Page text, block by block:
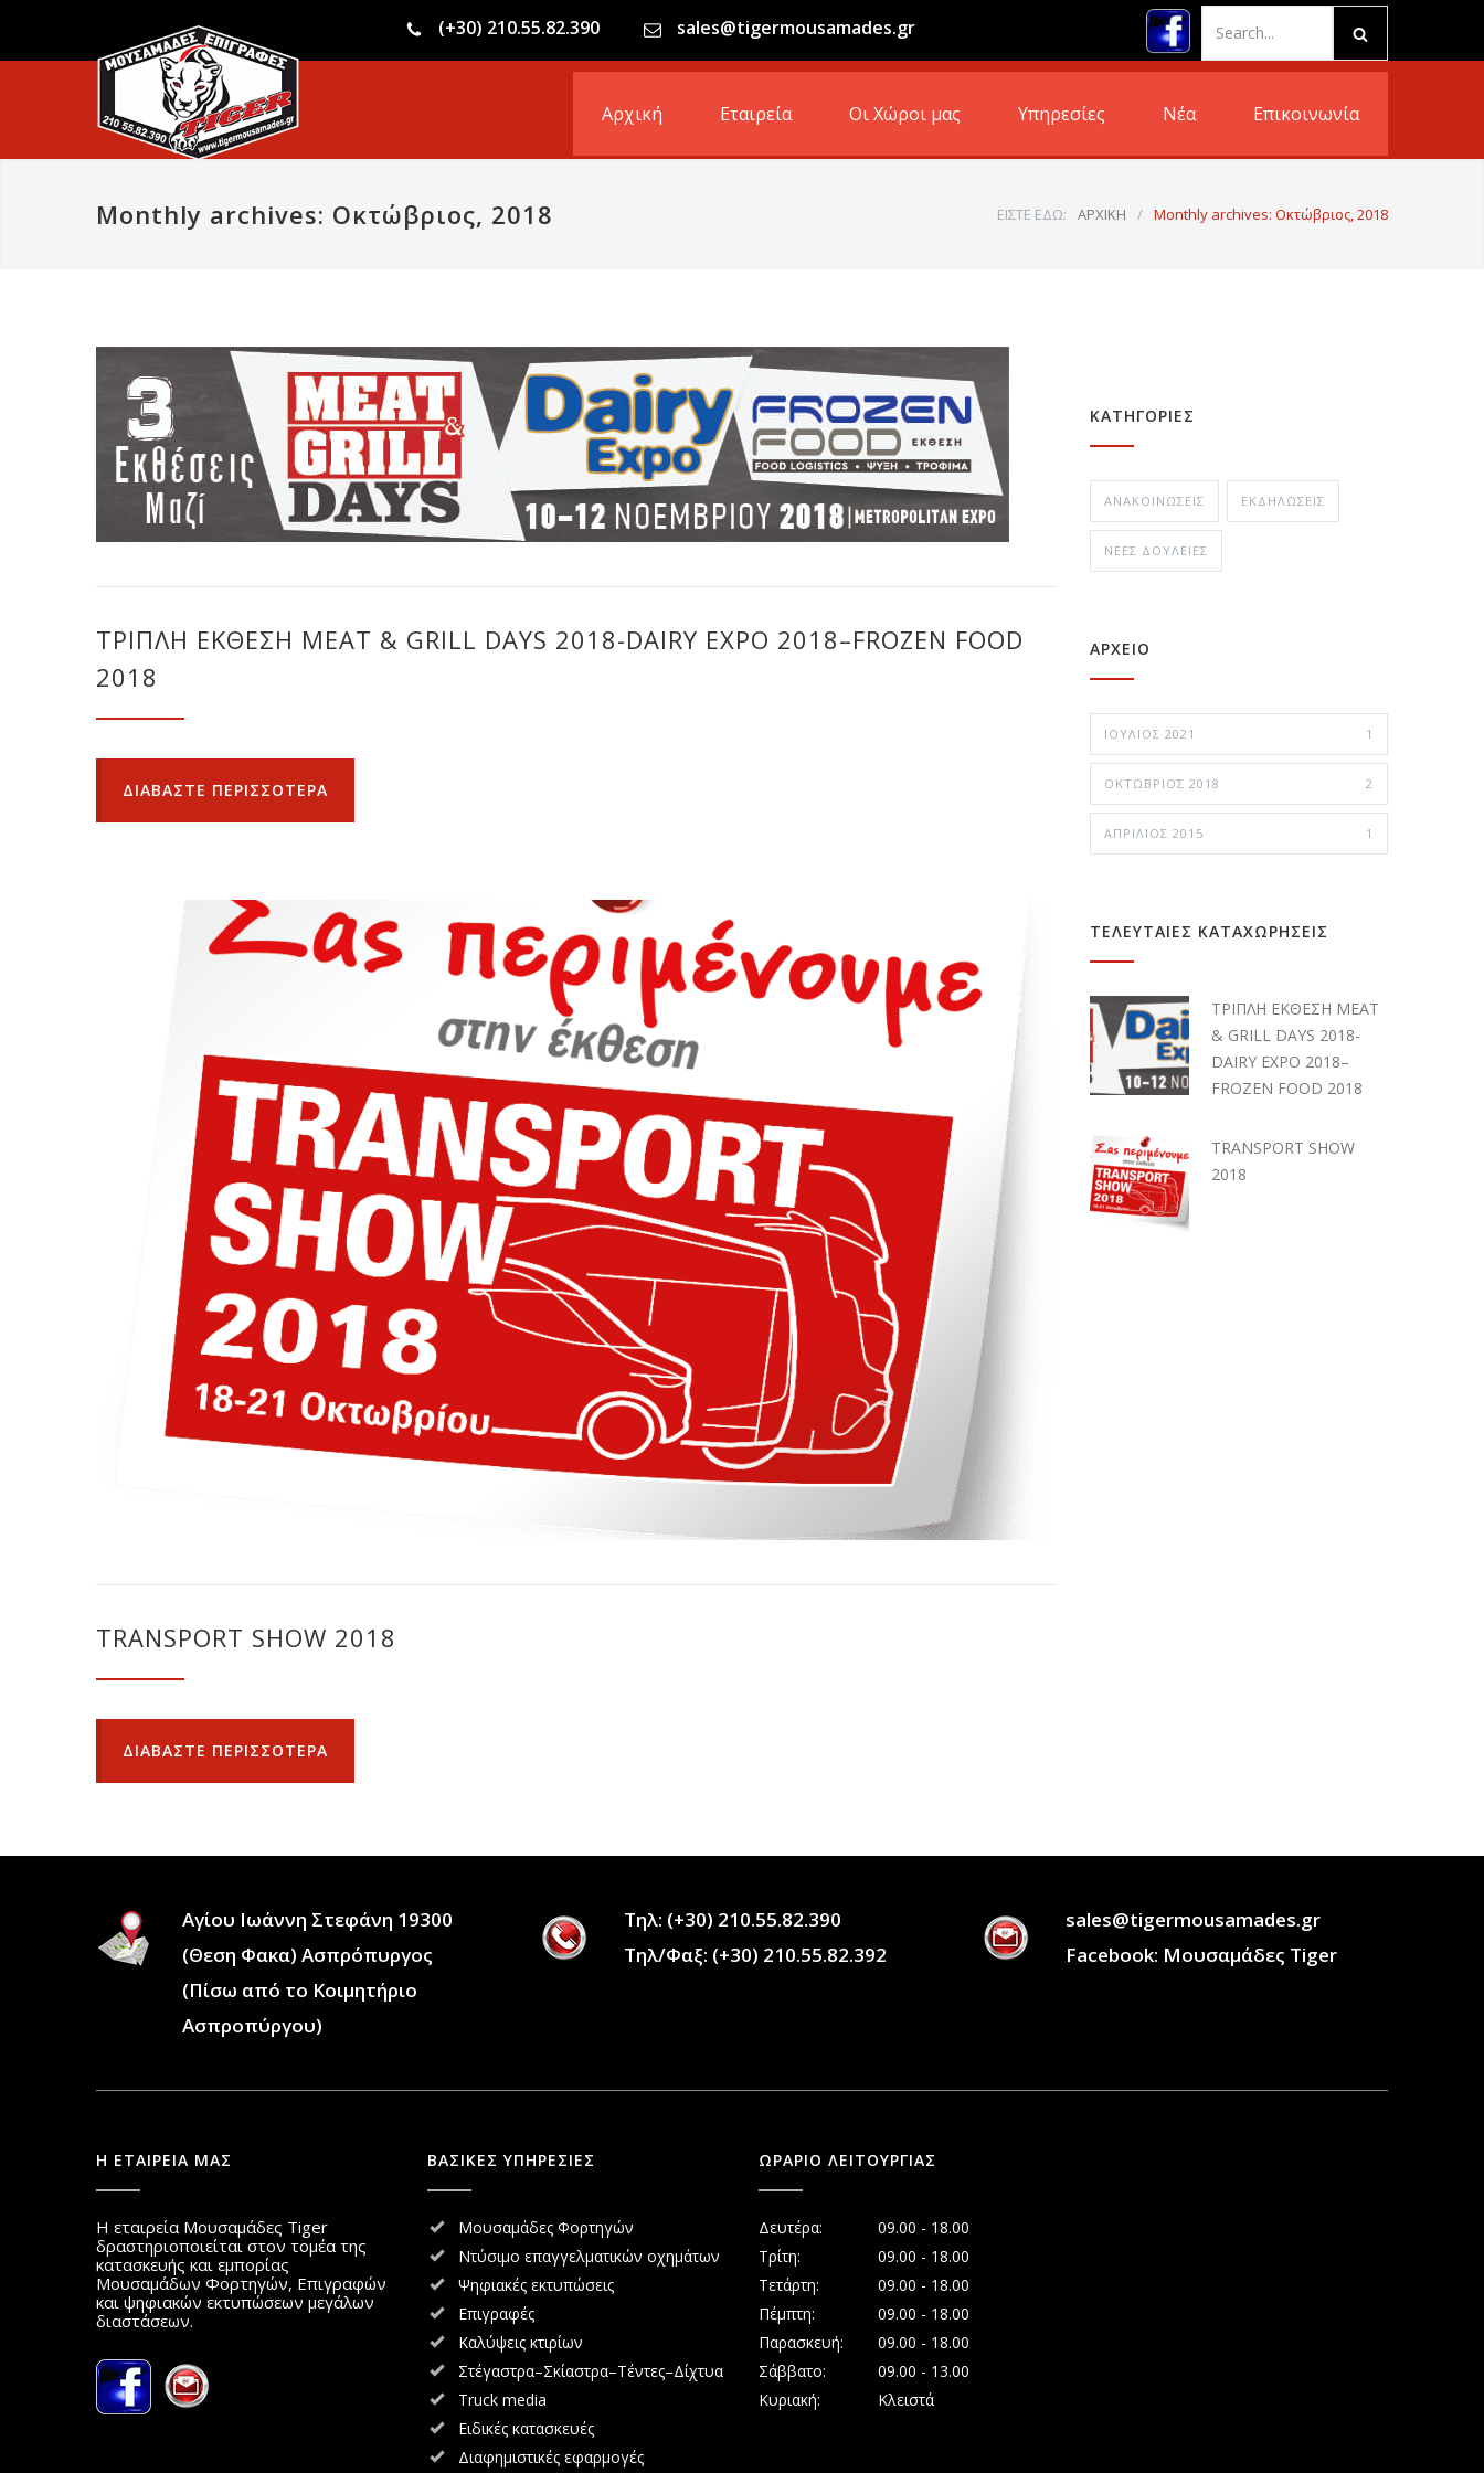
(+30) 210.55.82.390 sales@tigermousamades.gr
Αρχική Εταιρεία Οι Χώροι μας Υπηρεσίες Νέα Επικοινωνία
Monthly archives: Οκτώβριος, 2018 ΕΙΣΤΕ ΕΔΩ: ΑΡΧΙΚΗ / Monthly archives: Οκτώβριος, 2018
ΤΡΙΠΛΗ ΕΚΘΕΣΗ MEAT & GRILL DAYS 2018-DAIRY EXPO 2018–FROZEN FOOD
2018
ΔΙΑΒΑΣΤΕ ΠΕΡΙΣΣΟΤΕΡΑ
TRANSPORT SHOW 2018
ΔΙΑΒΑΣΤΕ ΠΕΡΙΣΣΟΤΕΡΑ
ΚΑΤΗΓΟΡΙΕΣ
ΑΝΑΚΟΙΝΏΣΕΙΣ ΕΚΔΗΛΏΣΕΙΣ
ΝΈΕΣ ΔΟΥΛΕΙΈΣ
ΑΡΧΕΙΟ
ΙΟΎΛΙΟΣ 2021 1
ΟΚΤΏΒΡΙΟΣ 2018 2
ΑΠΡΊΛΙΟΣ 2015 1
ΤΕΛΕΥΤΑΙΕΣ ΚΑΤΑΧΩΡΗΣΕΙΣ
ΤΡΙΠΛΗ ΕΚΘΕΣΗ MEAT
& GRILL DAYS 2018-
DAIRY EXPO 2018–
FROZEN FOOD 2018
TRANSPORT SHOW
2018
Αγίου Ιωάννη Στεφάνη 19300
(Θεση Φακα) Ασπρόπυργος
(Πίσω από το Κοιμητήριο
Ασπροπύργου)
Τηλ: (+30) 210.55.82.390
Τηλ/Φαξ: (+30) 210.55.82.392
sales@tigermousamades.gr
Facebook: Μουσαμάδες Tiger
Η ΕΤΑΙΡΕΙΑ ΜΑΣ
Η εταιρεία Μουσαμάδες Tiger
δραστηριοποιείται στον τομέα της
κατασκευής και εμπορίας
Μουσαμάδων Φορτηγών, Επιγραφών
και ψηφιακών εκτυπώσεων μεγάλων
διαστάσεων.
ΒΑΣΙΚΕΣ ΥΠΗΡΕΣΙΕΣ
Μουσαμάδες Φορτηγών
Ντύσιμο επαγγελματικών οχημάτων
Ψηφιακές εκτυπώσεις
Επιγραφές
Καλύψεις κτιρίων
Στέγαστρα–Σκίαστρα–Τέντες–Δίχτυα
Truck media
Ειδικές κατασκευές
Διαφημιστικές εφαρμογές
ΩΡΑΡΙΟ ΛΕΙΤΟΥΡΓΙΑΣ
Δευτέρα:
09.00 - 18.00
Τρίτη:
09.00 - 18.00
Τετάρτη:
09.00 - 18.00
Πέμπτη:
09.00 - 18.00
Παρασκευή:
09.00 - 18.00
Σάββατο:
09.00 - 13.00
Κυριακή:
Κλειστά